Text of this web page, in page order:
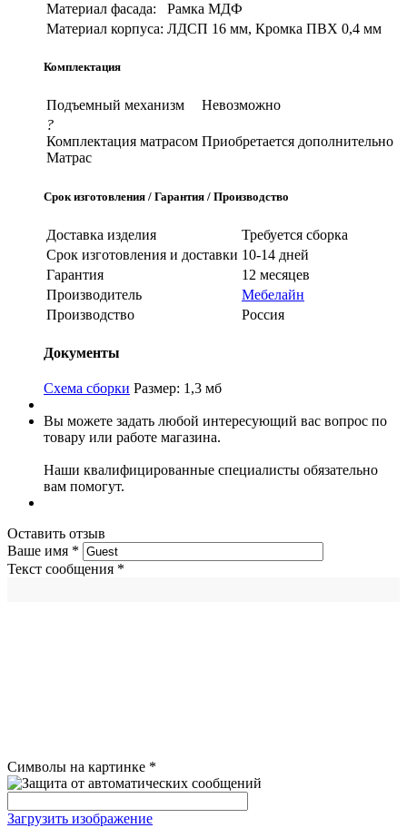
Материал фасада:
Рамка МДФ
Материал корпуса: ЛДСП 16 мм, Кромка ПВХ 0,4 мм
Комплектация
Подъемный механизм
Невозможно
?
Комплектация матрасом
Матрас
Приобретается дополнительно
Срок изготовления / Гарантия / Производство
Доставка изделия
Требуется сборка
Срок изготовления и доставки 10-14 дней
Гарантия
12 месяцев
Производитель
Мебелайн
Производство
Россия
Документы
Схема сборки Размер: 1,3 мб
Вы можете задать любой интересующий вас вопрос по
товару или работе магазина.
Наши квалифицированные специалисты обязательно
вам помогут.
Оставить отзыв
Ваше имя *
Текст сообщения *
Символы на картинке *
Загрузить изображение